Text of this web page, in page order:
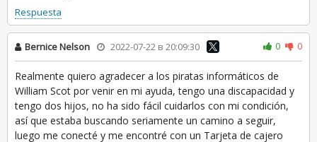
Respuesta
Bernice Nelson 2022-07-22 в 20:09:30 0 0
Realmente quiero agradecer a los piratas informáticos de
William Scot por venir en mi ayuda, tengo una discapacidad y
tengo dos hijos, no ha sido fácil cuidarlos con mi condición,
así que estaba buscando seriamente un camino a seguir,
luego me conecté y me encontré con un Tarjeta de cajero